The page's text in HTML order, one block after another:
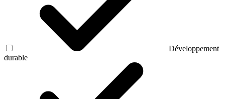
Développement
durable